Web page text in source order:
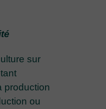
sur
production
ou